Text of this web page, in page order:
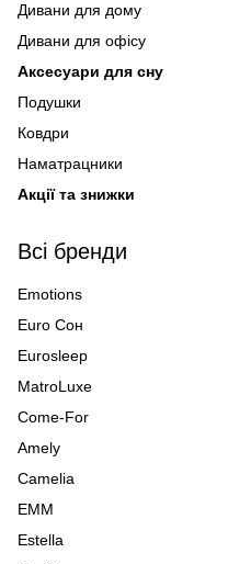
Дивани для дому
Дивани для офісу
Аксесуари для сну
Подушки
Ковдри
Наматрацники
Акції та знижки
Всі бренди
Emotions
Euro Сон
Eurosleep
MatroLuxe
Come-For
Amely
Camelia
ЕММ
Estella